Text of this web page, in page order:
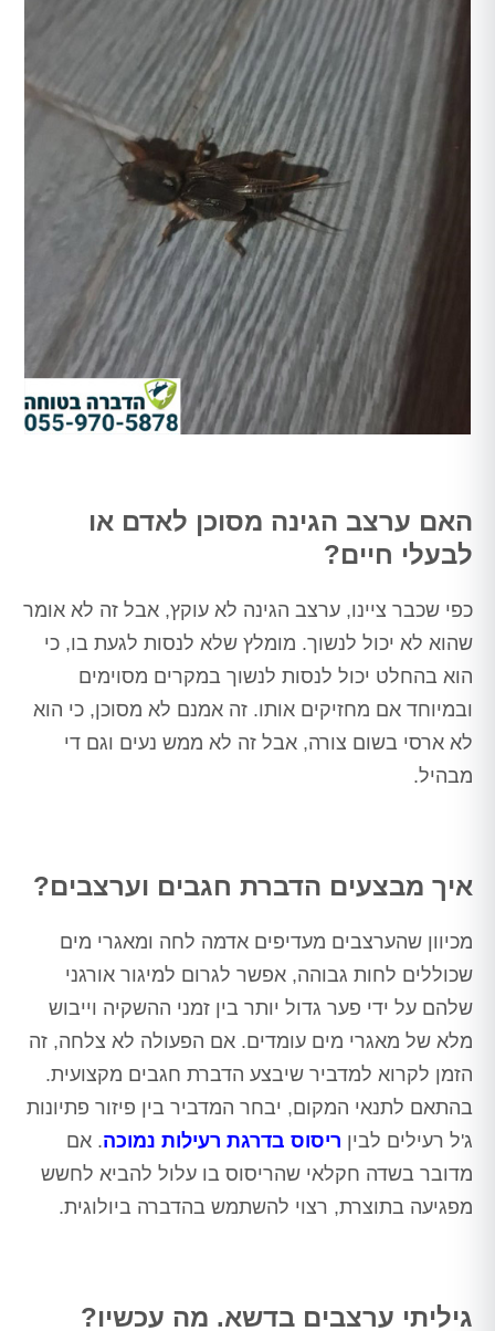
האם ערצב הגינה מסוכן לאדם או
לבעלי חיים?
כפי שכבר ציינו, ערצב הגינה לא עוקץ, אבל זה לא אומר
שהוא לא יכול לנשוך. מומלץ שלא לנסות לגעת בו, כי
הוא בהחלט יכול לנסות לנשוך במקרים מסוימים
ובמיוחד אם מחזיקים אותו. זה אמנם לא מסוכן, כי הוא
לא ארסי בשום צורה, אבל זה לא ממש נעים וגם די
מבהיל.
איך מבצעים הדברת חגבים וערצבים?
מכיוון שהערצבים מעדיפים אדמה לחה ומאגרי מים
שכוללים לחות גבוהה, אפשר לגרום למיגור אורגני
שלהם על ידי פער גדול יותר בין זמני ההשקיה וייבוש
מלא של מאגרי מים עומדים. אם הפעולה לא צלחה, זה
הזמן לקרוא למדביר שיבצע הדברת חגבים מקצועית.
בהתאם לתנאי המקום, יבחר המדביר בין פיזור פתיונות
ג'ל רעילים לבין ריסוס בדרגת רעילות נמוכה. אם
מדובר בשדה חקלאי שהריסוס בו עלול להביא לחשש
מפגיעה בתוצרת, רצוי להשתמש בהדברה ביולוגית.
גיליתי ערצבים בדשא. מה עכשיו?